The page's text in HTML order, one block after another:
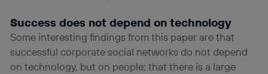
Success does not depend on technology
Some interesting findings from this paper are that
successful corporate social networks do not depend
on technology, but on people; that there is a large